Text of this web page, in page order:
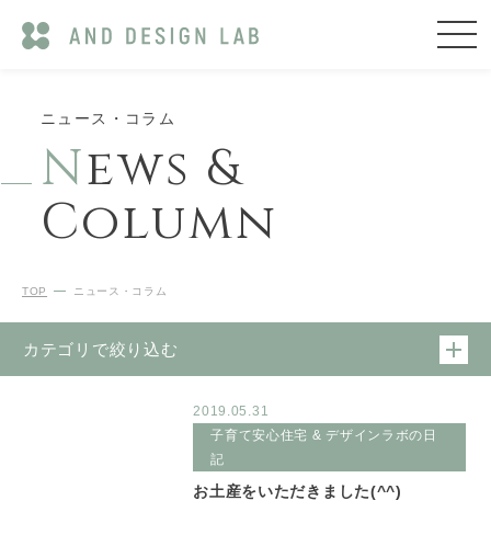
ニュース・コラム
News &
Column
TOP ニュース・コラム
カテゴリで絞り込む
2019.05.31
子育て安心住宅 & デザインラボの日
記
お土産をいただきました(^^)